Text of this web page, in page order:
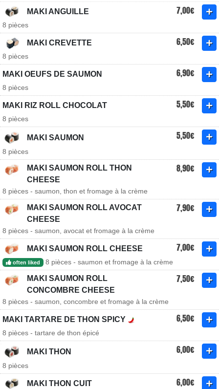
MAKI ANGUILLE 7,00€
8 pièces
MAKI CREVETTE 6,50€
8 pièces
MAKI OEUFS DE SAUMON 6,90€
8 pièces
MAKI RIZ ROLL CHOCOLAT 5,50€
8 pièces
MAKI SAUMON 5,50€
8 pièces
MAKI SAUMON ROLL THON
CHEESE
8,90€
8 pièces - saumon, thon et fromage à la crème
MAKI SAUMON ROLL AVOCAT
CHEESE
7,90€
8 pièces - saumon, avocat et fromage à la crème
MAKI SAUMON ROLL CHEESE 7,00€
often liked 8 pièces - saumon et fromage à la crème
MAKI SAUMON ROLL
CONCOMBRE CHEESE
7,50€
8 pièces - saumon, concombre et fromage à la crème
MAKI TARTARE DE THON SPICY 6,50€
8 pièces - tartare de thon épicé
MAKI THON 6,00€
8 pièces
MAKI THON CUIT 6,00€